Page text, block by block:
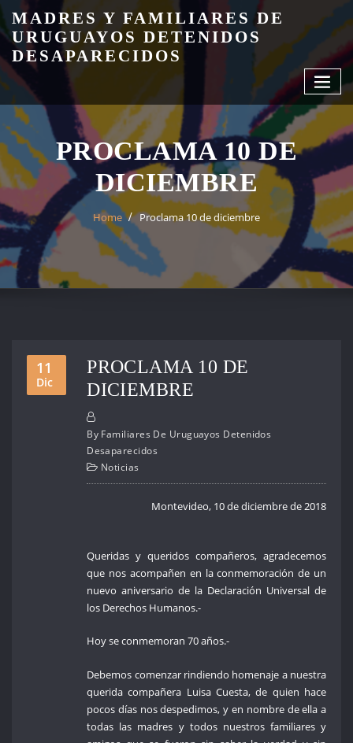
Skip
to
content
MADRES Y FAMILIARES DE
URUGUAYOS DETENIDOS
DESAPARECIDOS
PROCLAMA 10 DE
DICIEMBRE
Home Proclama 10 de diciembre
11
Dic
PROCLAMA 10 DE
DICIEMBRE
By Familiares De Uruguayos Detenidos
Desaparecidos
Noticias
Montevideo, 10 de diciembre de 2018
Queridas y queridos compañeros, agradecemos
que nos acompañen en la conmemoración de un
nuevo aniversario de la Declaración Universal de
los Derechos Humanos.-
Hoy se conmemoran 70 años.-
Debemos comenzar rindiendo homenaje a nuestra
querida compañera Luisa Cuesta, de quien hace
pocos días nos despedimos, y en nombre de ella a
todas las madres y todos nuestros familiares y